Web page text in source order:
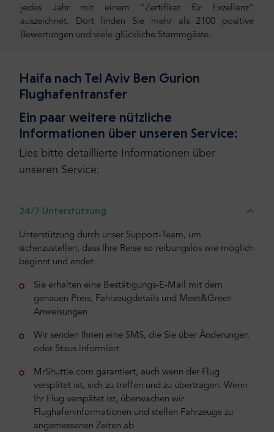
jedes Jahr mit einem "Zertifikat für Exzellenz"
auszeichnet. Dort finden Sie mehr als 2100 positive
Bewertungen und viele glückliche Stammgäste.
Haifa nach Tel Aviv Ben Gurion
Flughafentransfer
Ein paar weitere nützliche
Informationen über unseren Service:
Lies bitte detaillierte Informationen über
unseren Service:
24/7 Unterstützung
Unterstützung durch unser Support-Team, um
sicherzustellen, dass Ihre Reise so reibungslos wie möglich
beginnt und endet
Sie erhalten eine Bestätigungs-E-Mail mit dem
genauen Preis, Fahrzeugdetails und Meet&Greet-
Anweisungen
Wir senden Ihnen eine SMS, die Sie über Änderungen
oder Staus informiert
MrShuttle.com garantiert, auch wenn der Flug
verspätet ist, sich zu treffen und zu übertragen. Wenn
Ihr Flug verspätet ist, überwachen wir
Flughafeninformationen und stellen Fahrzeuge zu
angemessenen Zeiten ab